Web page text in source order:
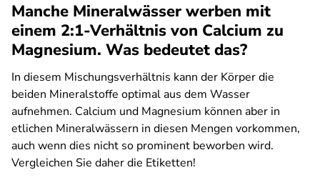
Manche Mineralwässer werben mit
einem 2:1-Verhältnis von Calcium zu
Magnesium. Was bedeutet das?
In diesem Mischungsverhältnis kann der Körper die
beiden Mineralstoffe optimal aus dem Wasser
aufnehmen. Calcium und Magnesium können aber in
etlichen Mineralwässern in diesen Mengen vorkommen,
auch wenn dies nicht so prominent beworben wird.
Vergleichen Sie daher die Etiketten!